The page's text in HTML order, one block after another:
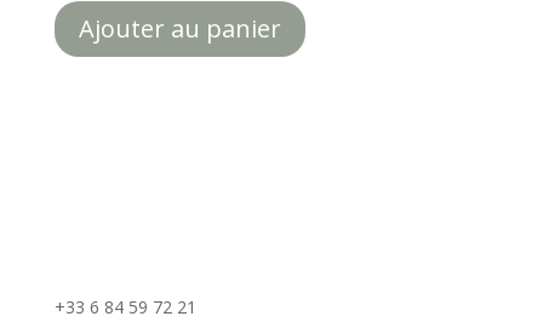
Ajouter au panier
+33 6 84 59 72 21